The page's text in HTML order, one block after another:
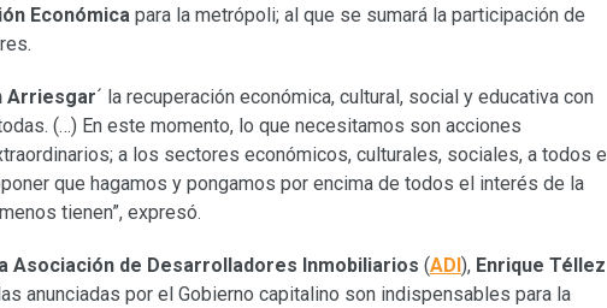
Económica para la metrópoli; al que se sumará la participación de
Arriesgar´ la recuperación económica, cultural, social y educativa con
(…) En este momento, lo que necesitamos son acciones
a los sectores económicos, culturales, sociales, a todos e
que hagamos y pongamos por encima de todos el interés de la
tienen”, expresó.
Asociación de Desarrolladores Inmobiliarios (ADI ), Enrique Téllez
anunciadas por el Gobierno capitalino son indispensables para la